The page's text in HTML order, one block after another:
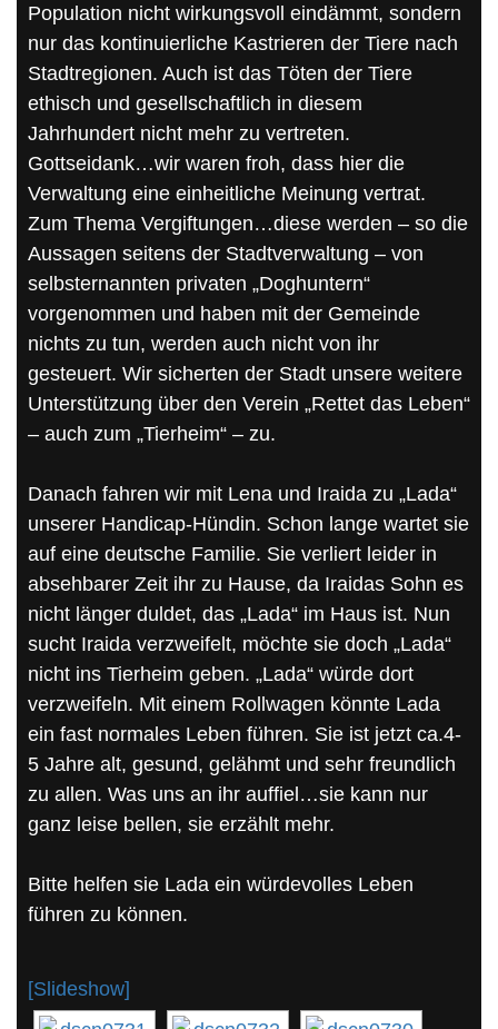
Population nicht wirkungsvoll eindämmt, sondern
nur das kontinuierliche Kastrieren der Tiere nach
Stadtregionen. Auch ist das Töten der Tiere
ethisch und gesellschaftlich in diesem
Jahrhundert nicht mehr zu vertreten.
Gottseidank…wir waren froh, dass hier die
Verwaltung eine einheitliche Meinung vertrat.
Zum Thema Vergiftungen…diese werden – so die
Aussagen seitens der Stadtverwaltung – von
selbsternannten privaten „Doghuntern“
vorgenommen und haben mit der Gemeinde
nichts zu tun, werden auch nicht von ihr
gesteuert. Wir sicherten der Stadt unsere weitere
Unterstützung über den Verein „Rettet das Leben“
– auch zum „Tierheim“ – zu.
Danach fahren wir mit Lena und Iraida zu „Lada“
unserer Handicap-Hündin. Schon lange wartet sie
auf eine deutsche Familie. Sie verliert leider in
absehbarer Zeit ihr zu Hause, da Iraidas Sohn es
nicht länger duldet, das „Lada“ im Haus ist. Nun
sucht Iraida verzweifelt, möchte sie doch „Lada“
nicht ins Tierheim geben. „Lada“ würde dort
verzweifeln. Mit einem Rollwagen könnte Lada
ein fast normales Leben führen. Sie ist jetzt ca.4-
5 Jahre alt, gesund, gelähmt und sehr freundlich
zu allen. Was uns an ihr auffiel…sie kann nur
ganz leise bellen, sie erzählt mehr.
Bitte helfen sie Lada ein würdevolles Leben
führen zu können.
[Slideshow]